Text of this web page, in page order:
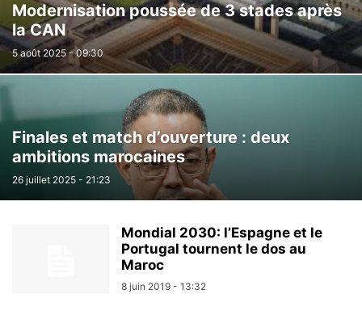
Modernisation poussée de 3 stades après
la CAN
5 août 2025 - 09:30
Finales et match d’ouverture : deux
ambitions marocaines
26 juillet 2025 - 21:23
Mondial 2030: l’Espagne et le
Portugal tournent le dos au
Maroc
8 juin 2019 - 13:32